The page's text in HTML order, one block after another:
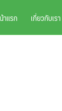
าแรก เกี่ยวกับเรา